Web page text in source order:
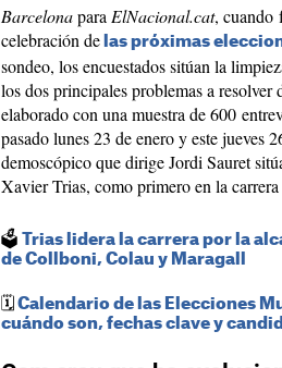
Barcelonapara ElNacional.cat, cuando
celebración de las próximas
sondeo, los encuestados sitúan la
los dos principales problemas a resolver
elaborado con una muestra de 600
pasado lunes 23 de enero y este jueves
demoscópico que dirige Jordi Sauret
Xavier Trias, como primero en la
🗳️
Trias lidera la carrera por la
de Collboni, Colau y Maragall
🗓️ Calendario de las Elecciones
cuándo son, fechas clave y